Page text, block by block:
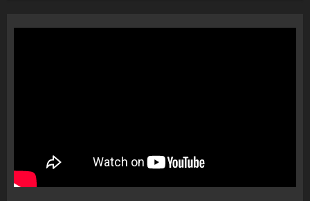
1
“bosen” Joana Nano për
abuzim me fondet publike dhe
pasuri të pajustifikuar